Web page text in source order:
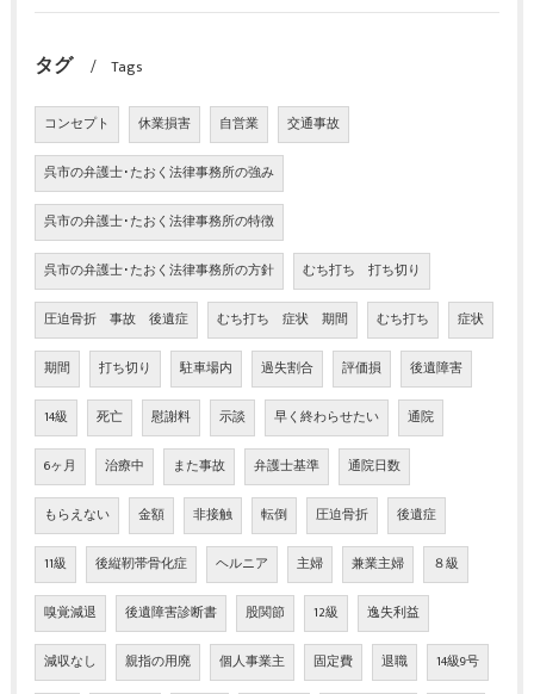
タグ Tags
コンセプト 休業損害 自営業 交通事故
呉市の弁護士･たおく法律事務所の強み
呉市の弁護士･たおく法律事務所の特徴
呉市の弁護士･たおく法律事務所の方針 むち打ち 打ち切り
圧迫骨折 事故 後遺症 むち打ち 症状 期間 むち打ち 症状
期間 打ち切り 駐車場内 過失割合 評価損 後遺障害
14級 死亡 慰謝料 示談 早く終わらせたい 通院
6ヶ月 治療中 また事故 弁護士基準 通院日数
もらえない 金額 非接触 転倒 圧迫骨折 後遺症
11級 後縦靭帯骨化症 ヘルニア 主婦 兼業主婦 ８級
嗅覚減退 後遺障害診断書 股関節 12級 逸失利益
減収なし 親指の用廃 個人事業主 固定費 退職 14級9号